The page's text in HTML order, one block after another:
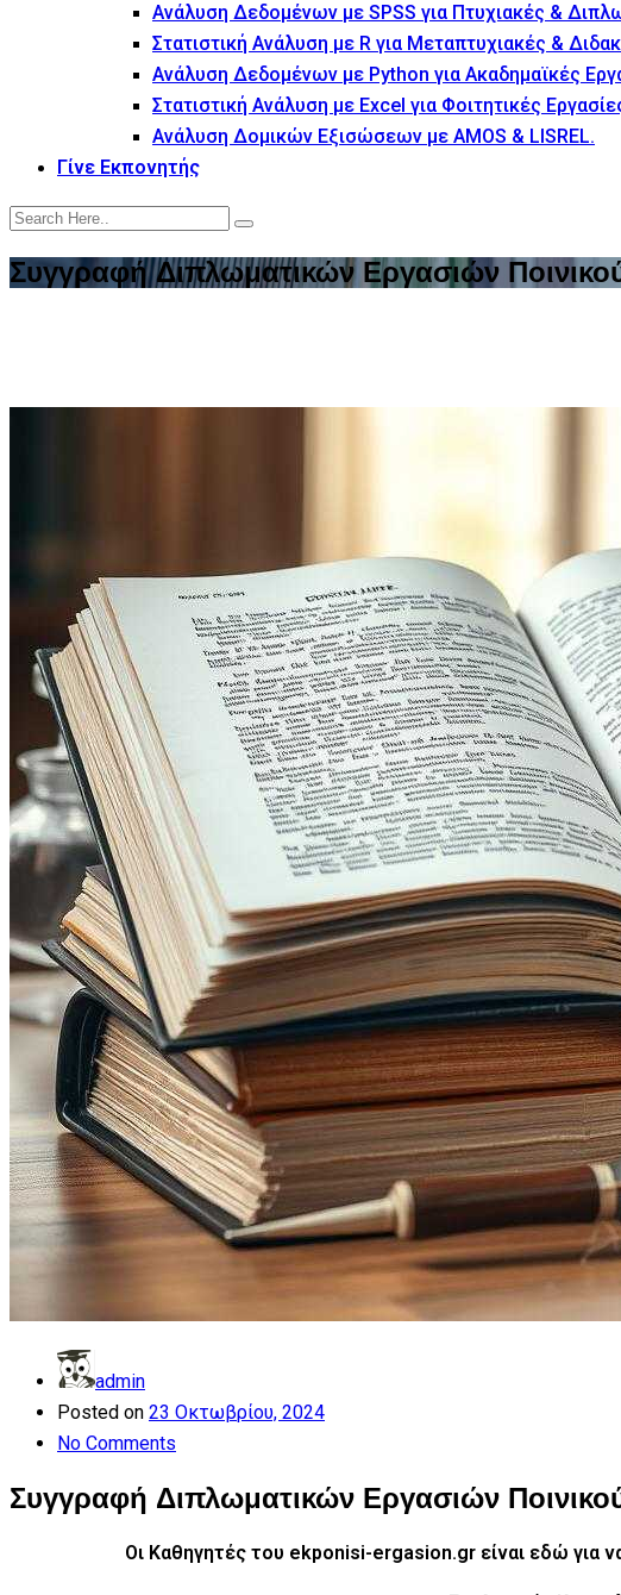
Ανάλυση Δεδομένων με SPSS για Πτυχιακές &
Στατιστική Ανάλυση με R για Μεταπτυχιακές &
Ανάλυση Δεδομένων με Python για Ακαδημαϊκές
Στατιστική Ανάλυση με Excel για Φοιτητικές
Ανάλυση Δομικών Εξισώσεων με AMOS & LISREL.
Γίνε Εκπονητής
Συγγραφή Διπλωματικών Εργασιών
admin
Posted on 23 Οκτωβρίου, 2024
No Comments
Συγγραφή Διπλωματικών Εργασιών
Οι Καθηγητές του ekponisi-ergasion.gr είναι εδώ για